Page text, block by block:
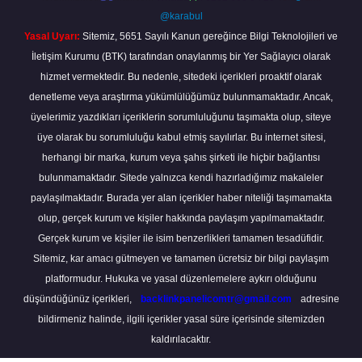
@karabul
Yasal Uyarı: Sitemiz, 5651 Sayılı Kanun gereğince Bilgi Teknolojileri ve
İletişim Kurumu (BTK) tarafından onaylanmış bir Yer Sağlayıcı olarak
hizmet vermektedir. Bu nedenle, sitedeki içerikleri proaktif olarak
denetleme veya araştırma yükümlülüğümüz bulunmamaktadır. Ancak,
üyelerimiz yazdıkları içeriklerin sorumluluğunu taşımakta olup, siteye
üye olarak bu sorumluluğu kabul etmiş sayılırlar. Bu internet sitesi,
herhangi bir marka, kurum veya şahıs şirketi ile hiçbir bağlantısı
bulunmamaktadır. Sitede yalnızca kendi hazırladığımız makaleler
paylaşılmaktadır. Burada yer alan içerikler haber niteliği taşımamakta
olup, gerçek kurum ve kişiler hakkında paylaşım yapılmamaktadır.
Gerçek kurum ve kişiler ile isim benzerlikleri tamamen tesadüfidir.
Sitemiz, kar amacı gütmeyen ve tamamen ücretsiz bir bilgi paylaşım
platformudur. Hukuka ve yasal düzenlemelere aykırı olduğunu
düşündüğünüz içerikleri,
backlinkpanelicomtr@gmail.com
adresine
bildirmeniz halinde, ilgili içerikler yasal süre içerisinde sitemizden
kaldırılacaktır.